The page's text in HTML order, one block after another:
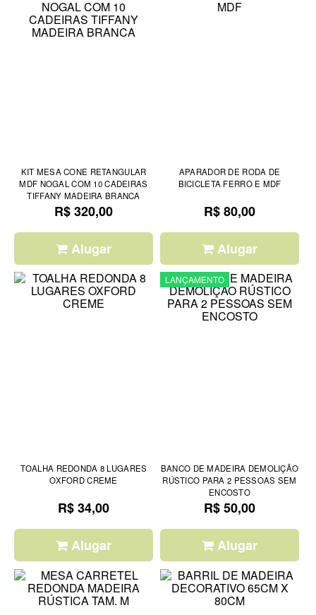
KIT MESA CONE RETANGULAR
MDF NOGAL COM 10 CADEIRAS
TIFFANY MADEIRA BRANCA
R$ 320,00
Alugar
APARADOR DE RODA DE
BICICLETA FERRO E MDF
R$ 80,00
Alugar
TOALHA REDONDA 8 LUGARES
OXFORD CREME
R$ 34,00
Alugar
LANÇAMENTO
BANCO DE MADEIRA DEMOLIÇÃO
RÚSTICO PARA 2 PESSOAS SEM
ENCOSTO
R$ 50,00
Alugar